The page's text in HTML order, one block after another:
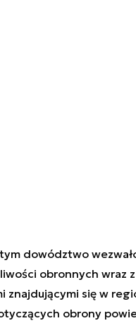
dowództwo
obronnych wraz
znajdującymi się w
obrony